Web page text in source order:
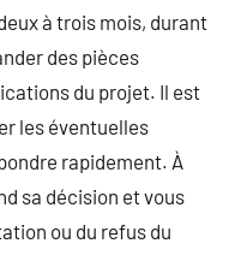
à trois mois, durant
des pièces
du projet. Il est
les éventuelles
rapidement. À
sa décision et vous
ou du refus du